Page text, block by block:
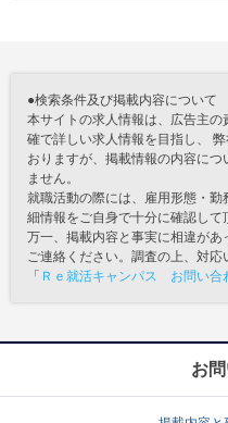
●検索条件及び掲載内容について
本サイトの求人情報は、広告主
確で詳しい求人情報を目指し、
おりますが、掲載情報の内容に
ません。
就職活動の際には、雇用形態・
細情報をご自身で十分に確認して
万一、掲載内容と事実に相違があ
ご連絡ください。調査の上、対応
「 Ｒｅ就活キャンパス お問い合
お